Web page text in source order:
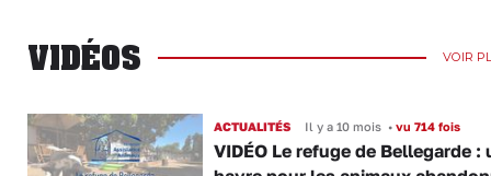
VIDÉOS VOIR
ACTUALITÉS Il y a 10 mois •vu 714 fois
VIDÉO Le refuge de Bellegarde :